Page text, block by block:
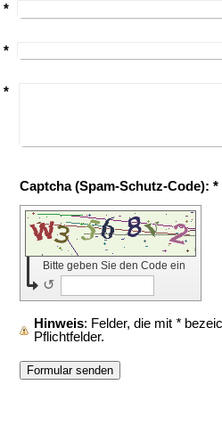
*
*
*
Captcha (Spam-Schutz-Code): *
Bitte geben Sie den Code ein
↺
Hinweis : Felder, die mit *
Pflichtfelder.